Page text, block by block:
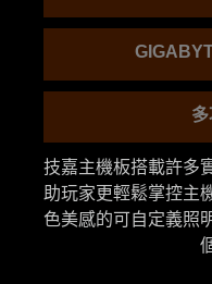
技嘉主機板搭載許多
助玩家更輕鬆掌控主
色美感的可自定義照